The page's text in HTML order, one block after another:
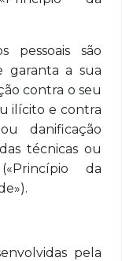
pessoais são
garanta a sua
contra o seu
ilícito e contra
danificação
técnicas ou
da
pela